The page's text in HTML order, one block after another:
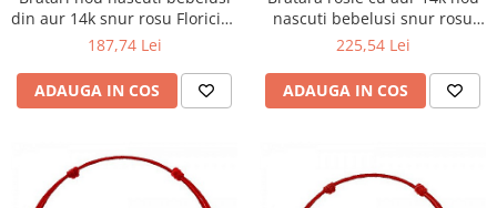
din aur 14k snur rosu Floricica
cu piatra
187,74 Lei
ADAUGA IN COS
nascuti bebelusi snur rosu
Inima 9mm
225,54 Lei
ADAUGA IN COS